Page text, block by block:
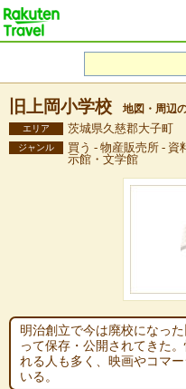
旧上岡小学校 地図・周辺
エリア 茨城県久慈郡大子町
ジャンル
買う - 物産販売所 - 資
示館・文学館
明治創立で今は廃校になっ
って保存・公開されてきた
れる人も多く、映画やコマ
いる。